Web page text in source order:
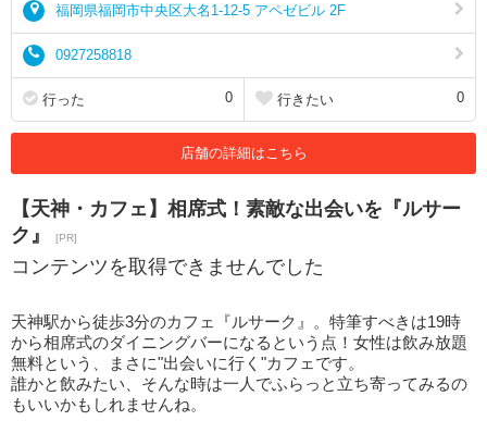
福岡県福岡市中央区大名1-12-5 アペゼビル 2F
0927258818
行った 0 行きたい 0
店舗の詳細はこちら
【天神・カフェ】相席式！素敵な出会いを『ルサー
ク』
[PR]
コンテンツを取得できませんでした
天神駅から徒歩3分のカフェ『ルサーク』。特筆すべきは19時
から相席式のダイニングバーになるという点！女性は飲み放題
無料という、まさに"出会いに行く"カフェです。
誰かと飲みたい、そんな時は一人でふらっと立ち寄ってみるの
もいいかもしれませんね。